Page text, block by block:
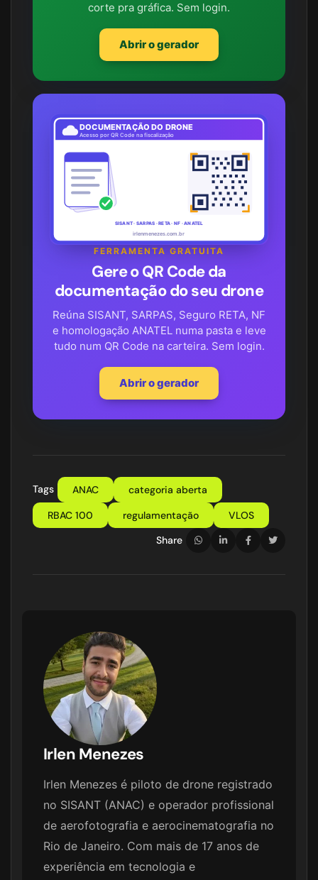
corte pra gráfica. Sem login.
Abrir o gerador
DOCUMENTAÇÃO DO DRONE
Acesso por QR Code na fiscalização
SISANT · SARPAS · RETA · NF · ANATEL
irlenmenezes.com.br
FERRAMENTA GRATUITA
Gere o QR Code da
documentação do seu drone
Reúna SISANT, SARPAS, Seguro RETA, NF
e homologação ANATEL numa pasta e leve
tudo num QR Code na carteira. Sem login.
Abrir o gerador
Tags ANAC
categoria aberta
RBAC 100
regulamentação
VLOS
Share
Irlen Menezes
Irlen Menezes é piloto de drone registrado
no SISANT (ANAC) e operador profissional
de aerofotografia e aerocinematografia no
Rio de Janeiro. Com mais de 17 anos de
experiência em tecnologia e